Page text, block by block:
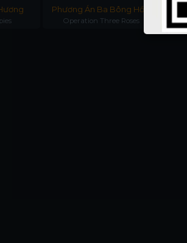
Phương Án Ba Bông Hồng
Operation Three Roses